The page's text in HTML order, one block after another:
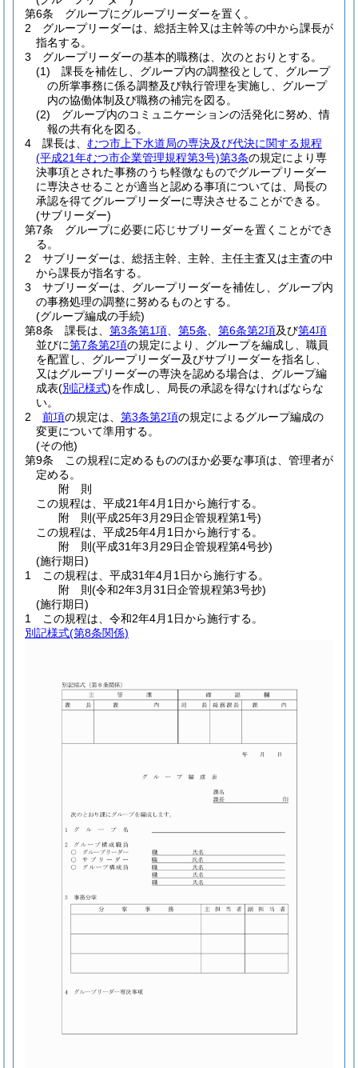
第6条
グループにグループリーダーを置く。
2
グループリーダーは、総括主幹又は主幹等の中から課長が
指名する。
3
グループリーダーの基本的職務は、次のとおりとする。
(1)
課長を補佐し、グループ内の調整役として、グループ
の所掌事務に係る調整及び執行管理を実施し、グループ
内の協働体制及び職務の補完を図る。
(2)
グループ内のコミュニケーションの活発化に努め、情
報の共有化を図る。
4
課長は、 むつ市上下水道局の専決及び代決に関する規程
(平成21年むつ市企業管理規程第3号)第3条の規定により専
決事項とされた事務のうち軽微なものでグループリーダー
に専決させることが適当と認める事項については、局長の
承認を得てグループリーダーに専決させることができる。
(サブリーダー)
第7条
グループに必要に応じサブリーダーを置くことができ
る。
2
サブリーダーは、総括主幹、主幹、主任主査又は主査の中
から課長が指名する。
3
サブリーダーは、グループリーダーを補佐し、グループ内
の事務処理の調整に努めるものとする。
(グループ編成の手続)
第8条
課長は、 第3条第1項 第5条 第6条第2項及び第4項
並びに第7条第2項の規定により、グループを編成し、職員
を配置し、グループリーダー及びサブリーダーを指名し、
又はグループリーダーの専決を認める場合は、グループ編
成表(別記様式)を作成し、局長の承認を得なければならな
い。
2
前項の規定は、 第3条第2項の規定によるグループ編成の
変更について準用する。
(その他)
第9条
この規程に定めるもののほか必要な事項は、管理者が
定める。
附 則
この規程は、平成21年4月1日から施行する。
附 則(平成25年3月29日企管規程第1号)
この規程は、平成25年4月1日から施行する。
附 則(平成31年3月29日企管規程第4号抄)
(施行期日)
1
この規程は、平成31年4月1日から施行する。
附 則(令和2年3月31日企管規程第3号抄)
(施行期日)
1
この規程は、令和2年4月1日から施行する。
別記様式(第8条関係)